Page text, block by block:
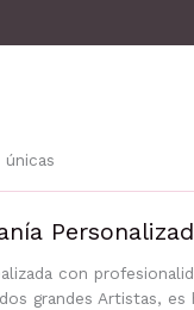
únicas
con
grandes Artistas, es